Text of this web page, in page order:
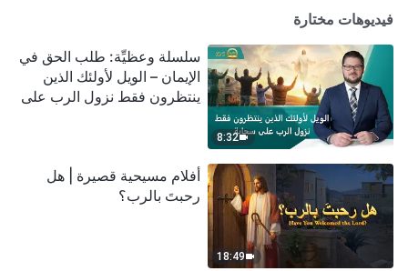
فيديوهات مختارة
8:32
سلسلة وعظيِّة: طلب الحق في
الإيمان – الويل لأولئك الذين
ينتظرون فقط نزول الرب على
18:49
أفلام مسيحية قصيرة | هل
رحبتَ بالرب؟